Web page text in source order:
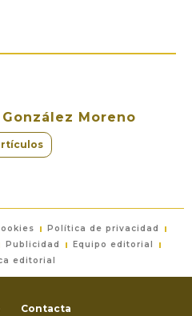
Moreno
Política de privacidad
Publicidad
Equipo editorial
editorial
Contacta